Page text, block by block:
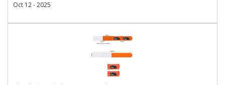
Oct 12 - 2025